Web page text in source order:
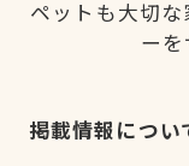
ペットも大切
ーを
掲載情報につい